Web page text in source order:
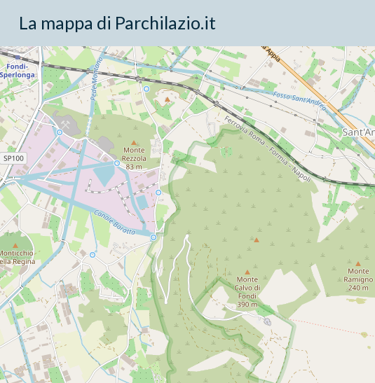
La mappa di Parchilazio.it